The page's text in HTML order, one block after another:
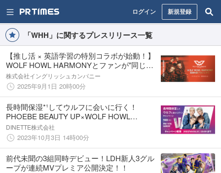
ログイン 新規登録
「WHH」に関するプレスリリース一覧
【推し活 × 英語学習の特別コラボが始動！】
WOLF HOWL HARMONYとファンが"同じ時
を駆け抜ける"新体験
株式会社イングリッシュカンパニー
2025年9月1日 20時00分
長時間保湿*¹してウルフに会いに行く！
PHOEBE BEAUTY UP×WOLF HOWL
HARMONYキャンペーンが2023年10月3日
（火）よりスタート
DINETTE株式会社
2023年10月3日 14時00分
前代未聞の3組同時デビュー！LDH新人3グル
ープが連続MVプレミア公開決定！！